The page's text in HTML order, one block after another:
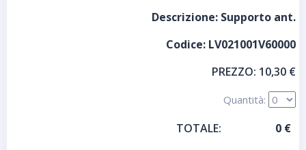
Descrizione: Supporto ant.
Codice: LV021001V60000
PREZZO: 10,30 €
Quantità:
TOTALE: